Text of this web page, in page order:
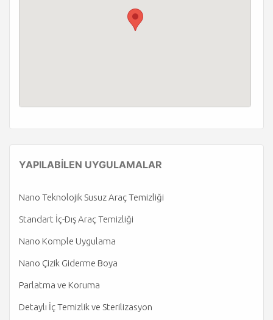
YAPILABİLEN UYGULAMALAR
Nano Teknolojik Susuz Araç Temizliği
Standart İç-Dış Araç Temizliği
Nano Komple Uygulama
Nano Çizik Giderme Boya
Parlatma ve Koruma
Detaylı İç Temizlik ve Sterilizasyon